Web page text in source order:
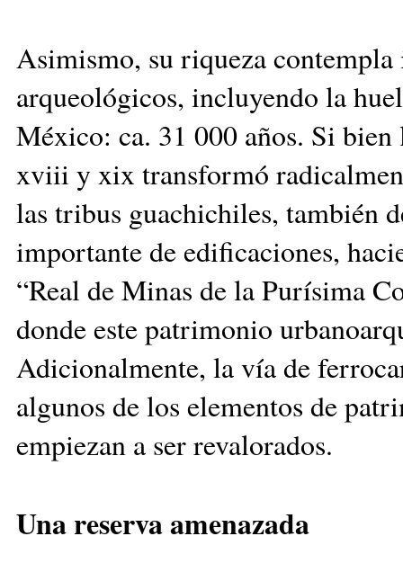
Asimismo, su riqueza
arqueológicos, incluyendo la
México: ca. 31 000 años. Si
xviii y xix transformó
las tribus guachichiles, también
importante de edificaciones,
“Real de Minas de la Purísima
donde este patrimonio
Adicionalmente, la vía de
algunos de los elementos de
empiezan a ser revalorados.
Una reserva amenazada